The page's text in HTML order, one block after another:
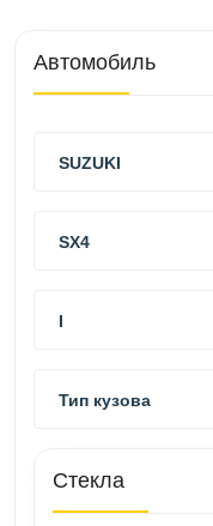
Автомобиль
SUZUKI
SX4
I
Тип кузова
Стекла